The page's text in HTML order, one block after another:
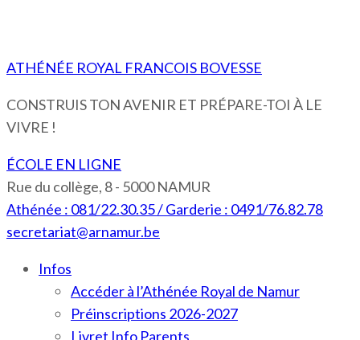
ATHÉNÉE ROYAL FRANCOIS BOVESSE
CONSTRUIS TON AVENIR ET PRÉPARE-TOI À LE
VIVRE !
ÉCOLE EN LIGNE
Rue du collège, 8 - 5000 NAMUR
Athénée : 081/22.30.35 / Garderie : 0491/76.82.78
secretariat@arnamur.be
Infos
Accéder à l’Athénée Royal de Namur
Préinscriptions 2026-2027
Livret Info Parents